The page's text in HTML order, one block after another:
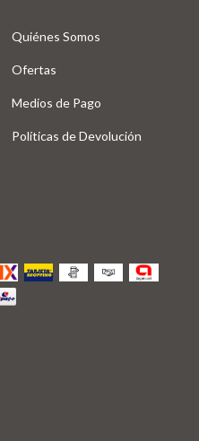
Quiénes Somos
Ofertas
Medios de Pago
Políticas de Devolución